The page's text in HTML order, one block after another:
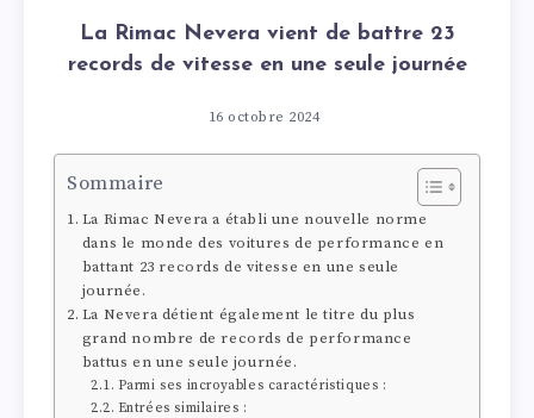
La Rimac Nevera vient de battre 23
records de vitesse en une seule journée
16 octobre 2024
Sommaire
La Rimac Nevera a établi une nouvelle norme
dans le monde des voitures de performance en
battant 23 records de vitesse en une seule
journée.
La Nevera détient également le titre du plus
grand nombre de records de performance
battus en une seule journée.
Parmi ses incroyables caractéristiques :
Entrées similaires :